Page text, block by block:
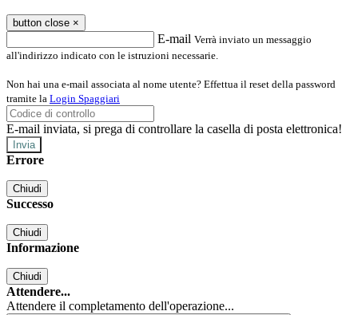
button close ×
E-mail Verrà inviato un messaggio
all'indirizzo indicato con le istruzioni necessarie.
Non hai una e-mail associata al nome utente? Effettua il reset della password
tramite la Login Spaggiari
E-mail inviata, si prega di controllare la casella di posta elettronica!
Errore
Chiudi
Successo
Chiudi
Informazione
Chiudi
Attendere...
Attendere il completamento dell'operazione...